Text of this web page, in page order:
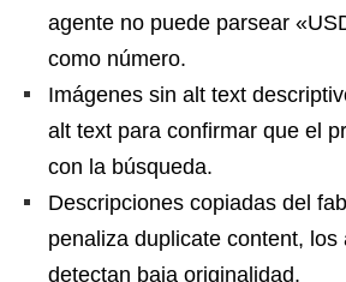
agente no puede parsear
como número.
Imágenes sin alt text
alt text para confirmar que el
con la búsqueda.
Descripciones copiadas del
penaliza duplicate content, los
detectan baja originalidad.